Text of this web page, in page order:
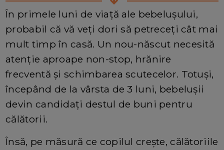
În primele luni de viață ale bebelușului,
probabil că vă veți dori să petreceți cât mai
mult timp în casă. Un nou-născut necesită
atenție aproape non-stop, hrănire
frecventă și schimbarea scutecelor. Totuși,
începând de la vârsta de 3 luni, bebelușii
devin candidați destul de buni pentru
călătorii.
Însă, pe măsură ce copilul crește, călătoriile